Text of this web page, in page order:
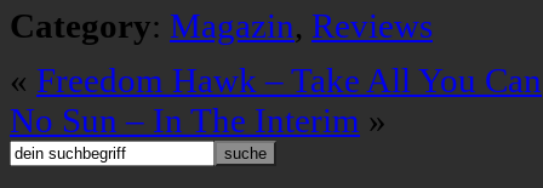
Category: Magazin, Reviews
« Freedom Hawk – Take All You Can
No Sun – In The Interim »